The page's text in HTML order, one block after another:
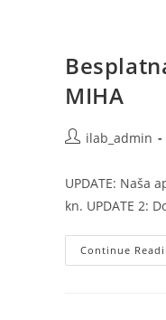
MIHA
Postilab_admin
UPDATE: Naša
kn. UPDATE 2:
Continue